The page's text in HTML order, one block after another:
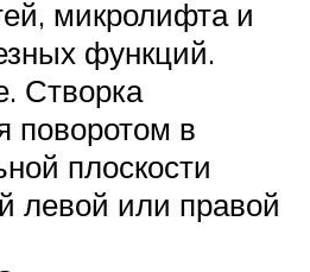
микролифта и
функций.
Створка
поворотом в
плоскости
левой или правой